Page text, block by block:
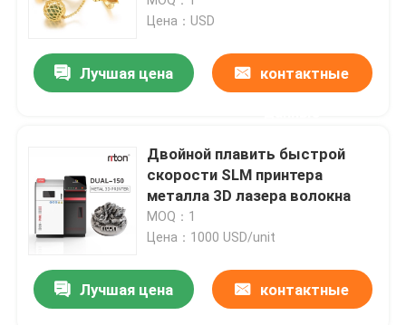
Цена：USD
Лучшая цена контактные
Двойной плавить быстрой
скорости SLM принтера
металла 3D лазера волокна
MOQ：1
Цена：1000 USD/unit
Лучшая цена контактные